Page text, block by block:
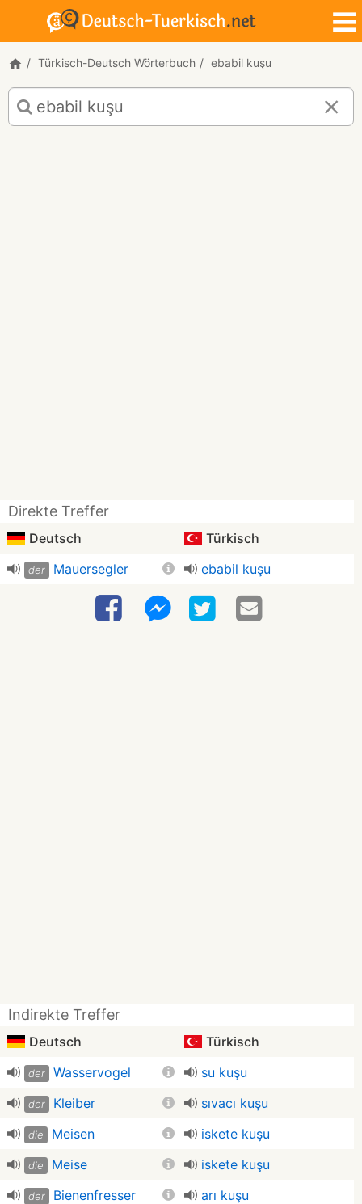
Türkisch-Deutsch Wörterbuch ebabil kuşu
Türkisch-
Deutsch
Übersetzung
Direkte Treffer
Deutsch Türkisch
der Mauersegler ebabil kuşu
Indirekte Treffer
Deutsch Türkisch
der Wasservogel su kuşu
der Kleiber sıvacı kuşu
die Meisen iskete kuşu
die Meise iskete kuşu
der Bienenfresser arı kuşu